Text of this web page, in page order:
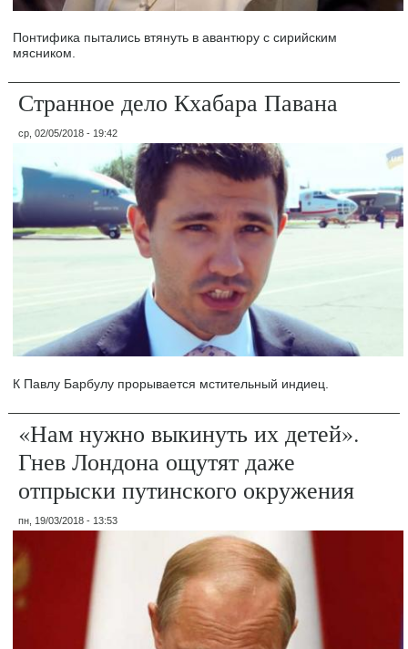
Понтифика пытались втянуть в авантюру с сирийским
мясником.
Странное дело Кхабара Павана
ср, 02/05/2018 - 19:42
К Павлу Барбулу прорывается мстительный индиец.
«Нам нужно выкинуть их детей».
Гнев Лондона ощутят даже
отпрыски путинского окружения
пн, 19/03/2018 - 13:53